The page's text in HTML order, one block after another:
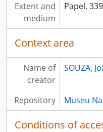
Extent and
medium
Papel,
Context area
Name of
creator
SOUZA,
Repository Museu
Conditions of